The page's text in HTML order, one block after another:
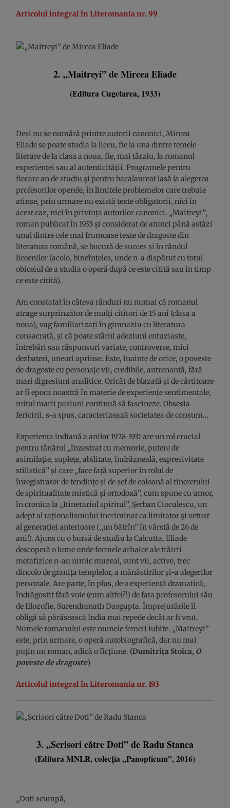
Articolul integral în Literomania nr. 99
2. „Maitreyi” de Mircea Eliade
(Editura Cugetarea, 1933)
Deși nu se numără printre autorii canonici, Mircea
Eliade se poate studia la liceu, fie la una dintre temele
literare de la clasa a noua, fie, mai târziu, la romanul
experienței sau al autenticității. Programele pentru
fiecare an de studiu și pentru bacalaureat lasă la alegerea
profesorilor operele, în limitele problemelor care trebuie
atinse, prin urmare nu există texte obligatorii, nici în
acest caz, nici în privința autorilor canonici. „Maitreyi”,
roman publicat în 1933 și considerat de atunci până astăzi
unul dintre cele mai frumoase texte de dragoste din
literatura română, se bucură de succes și în rândul
liceenilor (acolo, bineînțeles, unde n-a dispărut cu totul
obiceiul de a studia o operă după ce este citită sau în timp
ce este citită).
Am constatat în câteva rânduri nu numai că romanul
atrage surprinzător de mulți cititori de 15 ani (clasa a
noua), vag familiarizați în gimnaziu cu literatura
consacrată, și că poate stârni adeziuni entuziaste,
întrebări sau răspunsuri variate, controverse, mici
dezbateri, uneori aprinse. Este, înainte de orice, o poveste
de dragoste cu personaje vii, credibile, antrenantă, fără
mari digresiuni analitice. Oricât de blazată și de cârtitoare
ar fi epoca noastră în materie de experiențe sentimentale,
mitul marii pasiuni continuă să fascineze. Obsesia
fericirii, s-a spus, caracterizează societatea de consum…
Experiența indiană a anilor 1928-1931 are un rol crucial
pentru tânărul „înzestrat cu memorie, putere de
asimilație, suplețe, abilitate, îndrăzneală, expresivitate
stilistică” și care „face față superior în rolul de
înregistrator de tendințe și de șef de coloană al tineretului
de spiritualitate mistică și ortodoxă”, cum spune cu umor,
în cronica la „Itinerariul spiritul”, Șerban Cioculescu, un
adept al raționalismului incriminat ca limitator și vetust
al generației anterioare („un bătrîn” în vârstă de 26 de
ani!). Ajuns cu o bursă de studiu la Calcutta, Eliade
descoperă o lume unde formele arhaice ale trăirii
metafizice n-au nimic muzeal, sunt vii, active, trec
dincolo de granița templelor, a mănăstirilor și-a alegerilor
personale. Are parte, în plus, de o experiență dramatică,
îndrăgostit fără voie (cum altfel?!) de fata profesorului său
de filozofie, Surendranath Dasgupta. Împrejurările îl
obligă să părăsească India mai repede decât ar fi vrut.
Numele romanului este numele femeii iubite. „Maitreyi”
este, prin urmare, o operă autobiografică, dar nu mai
puțin un roman, adică o ficțiune. (Dumitrița Stoica, O
poveste de dragoste)
Articolul integral în Literomania nr. 193
3. „Scrisori către Doti” de Radu Stanca
(Editura MNLR, colecția „Panopticum”, 2016)
„Doti scumpă,